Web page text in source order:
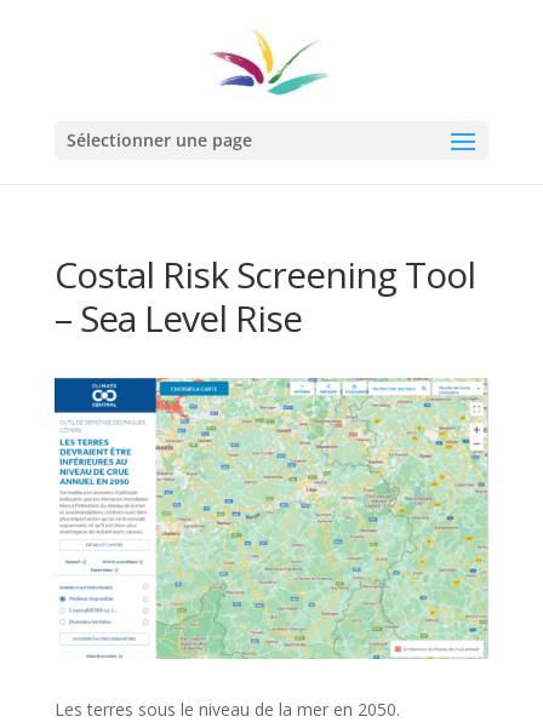
Sélectionner une page
Costal Risk Screening Tool
– Sea Level Rise
Les terres sous le niveau de la mer en 2050.